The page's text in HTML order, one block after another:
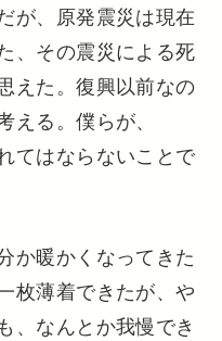
が、原発震災は現在
、その震災による死
えた。復興以前なの
る。僕らが、
てはならないことで
か暖かくなってきた
枚薄着できたが、や
、なんとか我慢でき